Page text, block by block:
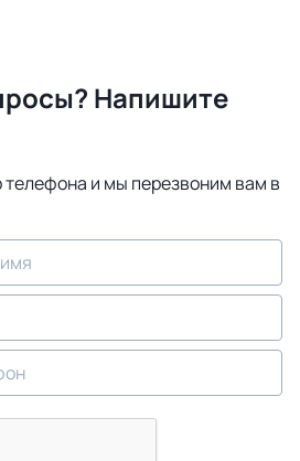
Напишите
и мы перезвоним вам в